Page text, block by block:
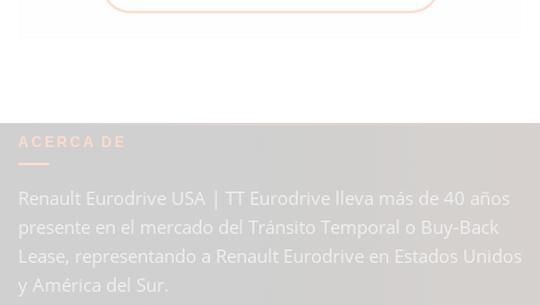
ACERCA DE
Renault Eurodrive USA | TT Eurodrive lleva más de 40 años
presente en el mercado del Tránsito Temporal o Buy-Back
Lease, representando a Renault Eurodrive en Estados Unidos
y América del Sur.